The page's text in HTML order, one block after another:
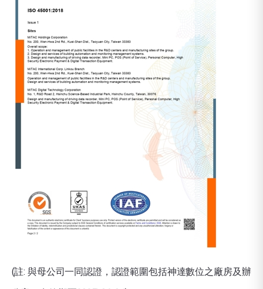
(註: 與母公司一同認證，認證範圍包括神達數位之廠房及辦